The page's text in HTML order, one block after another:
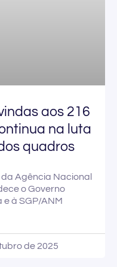
aos 216
na luta
quadros
Agência Nacional
o Governo
à SGP/ANM
de 2025